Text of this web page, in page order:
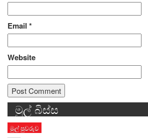
Email *
Website
Alternative:
මුල් බිස්ස
මුල් පුවරුව